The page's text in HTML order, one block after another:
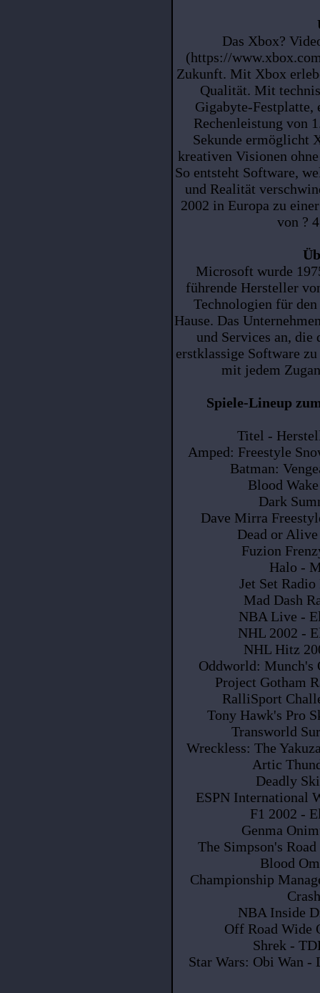
Das Xbox?
(https://
Zukunft. Mit Xbox
Qualität. Mit
Gigabyte-Festplatte,
Rechenleistung von
Sekunde ermöglicht
kreativen Visionen
So entsteht Software,
und Realität
2002 in Europa zu
von ?
Microsoft wurde
führende Hersteller
Technologien für
Hause. Das
und Services an, die
erstklassige Software
mit jedem
Spiele-Lineup
Titel -
Amped: Freestyle
Batman:
Blood
Dark
Dave Mirra
Dead or
Fuzion
Halo -
Jet Set
Mad Dash
NBA Live -
NHL 2002 -
NHL Hitz
Oddworld: Munch's
Project Gotham
RalliSport
Tony Hawk's Pro
Transworld
Wreckless: The
Artic
Deadly
ESPN International
F1 2002 -
Genma
The Simpson's
Blood
Championship
NBA Inside
Off Road Wide
Shrek -
Star Wars: Obi Wan -